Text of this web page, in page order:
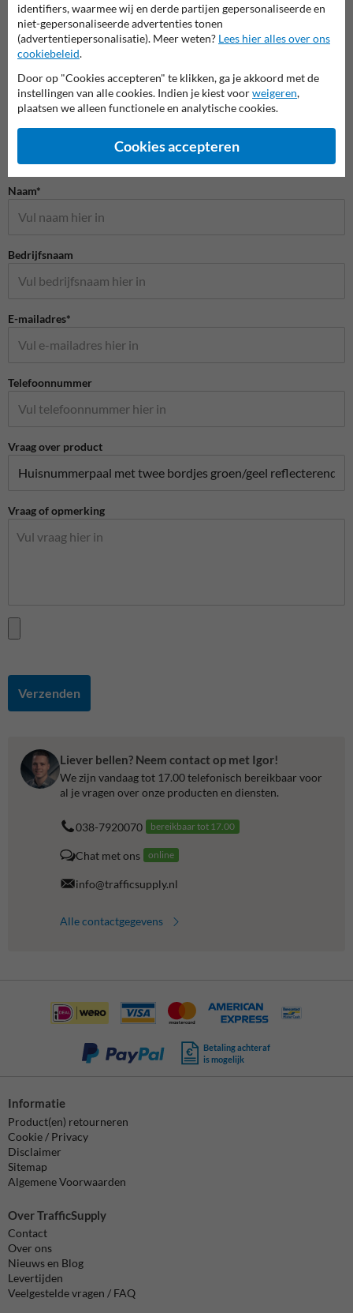
Huisnummerpalen en bordjes
Stel je vraag aan Huisnummerpaal.nl
Naam*
Bedrijfsnaam
E-mailadres*
Telefoonnummer
Vraag over product
Vraag of opmerking
Verzenden
Liever bellen? Neem contact op met Igor!
We zijn vandaag tot 17.00 telefonisch bereikbaar voor
al je vragen over onze producten en diensten.
038-7920070 bereikbaar tot 17.00
Chat met ons online
info@trafficsupply.nl
Alle contactgegevens
Betaling achteraf
is mogelijk
Informatie
Product(en) retourneren
Cookie / Privacy
Disclaimer
Sitemap
Algemene Voorwaarden
Over TrafficSupply
Contact
Over ons
Nieuws en Blog
Levertijden
Veelgestelde vragen / FAQ
identifiers, waarmee wij en derde partijen gepersonaliseerde en
niet-gepersonaliseerde advertenties tonen
(advertentiepersonalisatie). Meer weten? Lees hier alles over ons
cookiebeleid.
Door op "Cookies accepteren" te klikken, ga je akkoord met de
instellingen van alle cookies. Indien je kiest voorweigeren,
plaatsen we alleen functionele en analytische cookies.
Cookies accepteren